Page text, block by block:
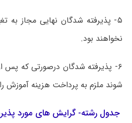
۵- پذیرفته شدگان نهایی مجاز به
نخواهند بود.
۶- پذیرفته شدگان درصورتی که پس
شوند ملزم به پرداخت هزینه آموزش
جدول رشته- گرایش های مورد